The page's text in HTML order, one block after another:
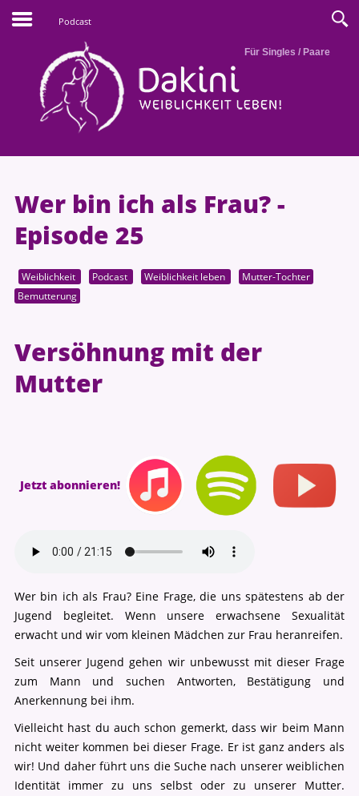
Podcast
Für Singles / Paare
Wer bin ich als Frau? -
Episode 25
Weiblichkeit Podcast Weiblichkeit leben
Mutter-Tochter
Bemutterung
Versöhnung mit der
Mutter
Jetzt abonnieren!
Wer bin ich als Frau? Eine Frage, die uns spätestens ab der
Jugend begleitet. Wenn unsere erwachsene Sexualität
erwacht und wir vom kleinen Mädchen zur Frau heranreifen.
Seit unserer Jugend gehen wir unbewusst mit dieser Frage
zum Mann und suchen Antworten, Bestätigung und
Anerkennung bei ihm.
Vielleicht hast du auch schon gemerkt, dass wir beim Mann
nicht weiter kommen bei dieser Frage. Er ist ganz anders als
wir! Und daher führt uns die Suche nach unserer weiblichen
Identität immer zu uns selbst oder zu unserer Mutter.